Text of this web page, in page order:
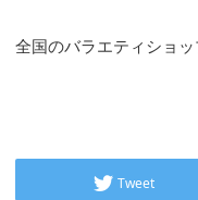
全国のバラエティショ
Tweet